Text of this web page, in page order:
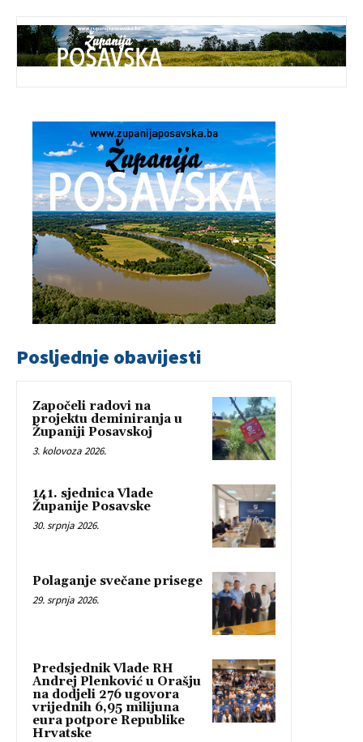
Posljednje obavijesti
Započeli radovi na
projektu deminiranja u
Županiji Posavskoj
3. kolovoza 2026.
141. sjednica Vlade
Županije Posavske
30. srpnja 2026.
Polaganje svečane prisege
29. srpnja 2026.
Predsjednik Vlade RH
Andrej Plenković u Orašju
na dodjeli 276 ugovora
vrijednih 6,95 milijuna
eura potpore Republike
Hrvatske